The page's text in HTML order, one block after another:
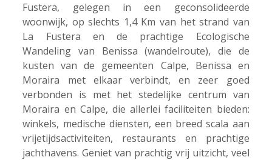
Fustera, gelegen in een geconsolideerde
woonwijk, op slechts 1,4 Km van het strand van
La Fustera en de prachtige Ecologische
Wandeling van Benissa (wandelroute), die de
kusten van de gemeenten Calpe, Benissa en
Moraira met elkaar verbindt, en zeer goed
verbonden is met het stedelijke centrum van
Moraira en Calpe, die allerlei faciliteiten bieden:
winkels, medische diensten, een breed scala aan
vrijetijdsactiviteiten, restaurants en prachtige
jachthavens. Geniet van prachtig vrij uitzicht, veel